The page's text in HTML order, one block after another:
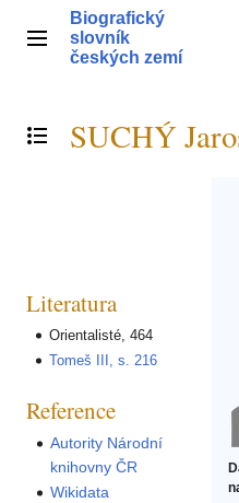
obsahHlavní menu
Biografický
slovník
českých zemí
Přepnout obsah
SUCHÝ
Literatura
Orientalisté, 464
Tomeš III, s. 216
Reference
Autority Národní
knihovny ČR
Wikidata